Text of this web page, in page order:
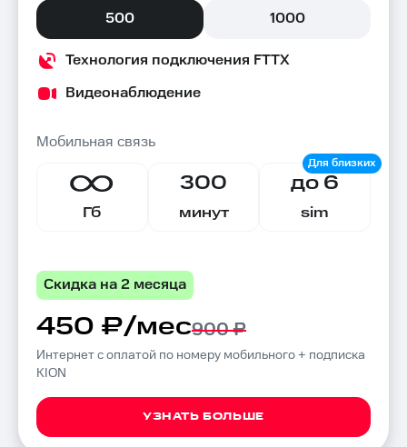
500 1000
Технология подключения FTTX
Видеонаблюдение
Мобильная связь
Гб
300
минут
до 6
sim
Скидка на 2 месяца
450 ₽/мес900 ₽
Интернет с оплатой по номеру мобильного + подписка
KION
УЗНАТЬ БОЛЬШЕ